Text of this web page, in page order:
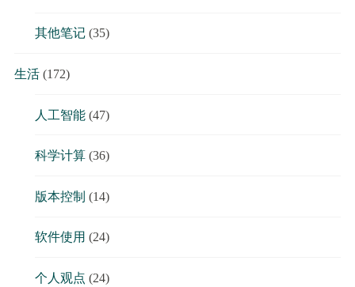
其他笔记(35)
生活(172)
人工智能(47)
科学计算(36)
版本控制 (14)
软件使用 (24)
个人观点 (24)